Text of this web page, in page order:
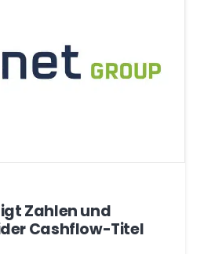
Zahlen und
Cashflow-Titel